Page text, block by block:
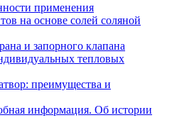
применения
на основе солей соляной
и запорного клапана
тепловых
преимущества и
информация. Об истории